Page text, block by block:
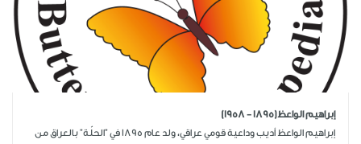
إبراهيم الواعظ(1895 - 1958)
إبراهيم الواعظ أديب وداعية قومي عراقي، ولد عام 1895 في "الحلّة" بالعراق من